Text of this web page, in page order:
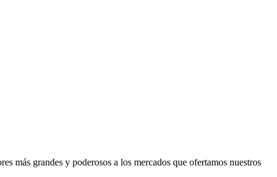
más grandes y poderosos a los mercados que ofertamos nuestros